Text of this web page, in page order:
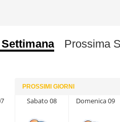
Prossima
PROSSIMI GIORNI
Sabato 08 Domenica 09